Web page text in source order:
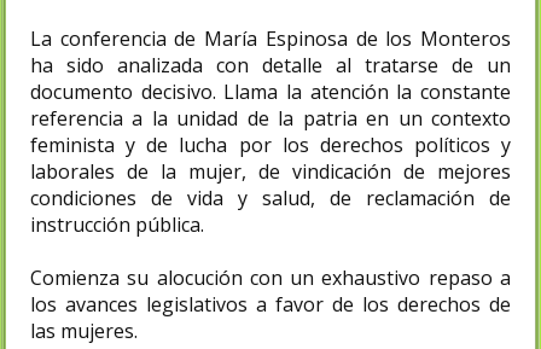
La conferencia de María Espinosa de los Monteros
ha sido analizada con detalle al tratarse de un
documento decisivo​. Llama la atención la constante
referencia a la unidad de la patria en un contexto
feminista y de lucha por los derechos políticos y
laborales de la mujer, de vindicación de mejores
condiciones de vida y salud, de reclamación de
instrucción pública.
Comienza su alocución con un exhaustivo repaso a
los avances legislativos a favor de los derechos de
las mujeres.